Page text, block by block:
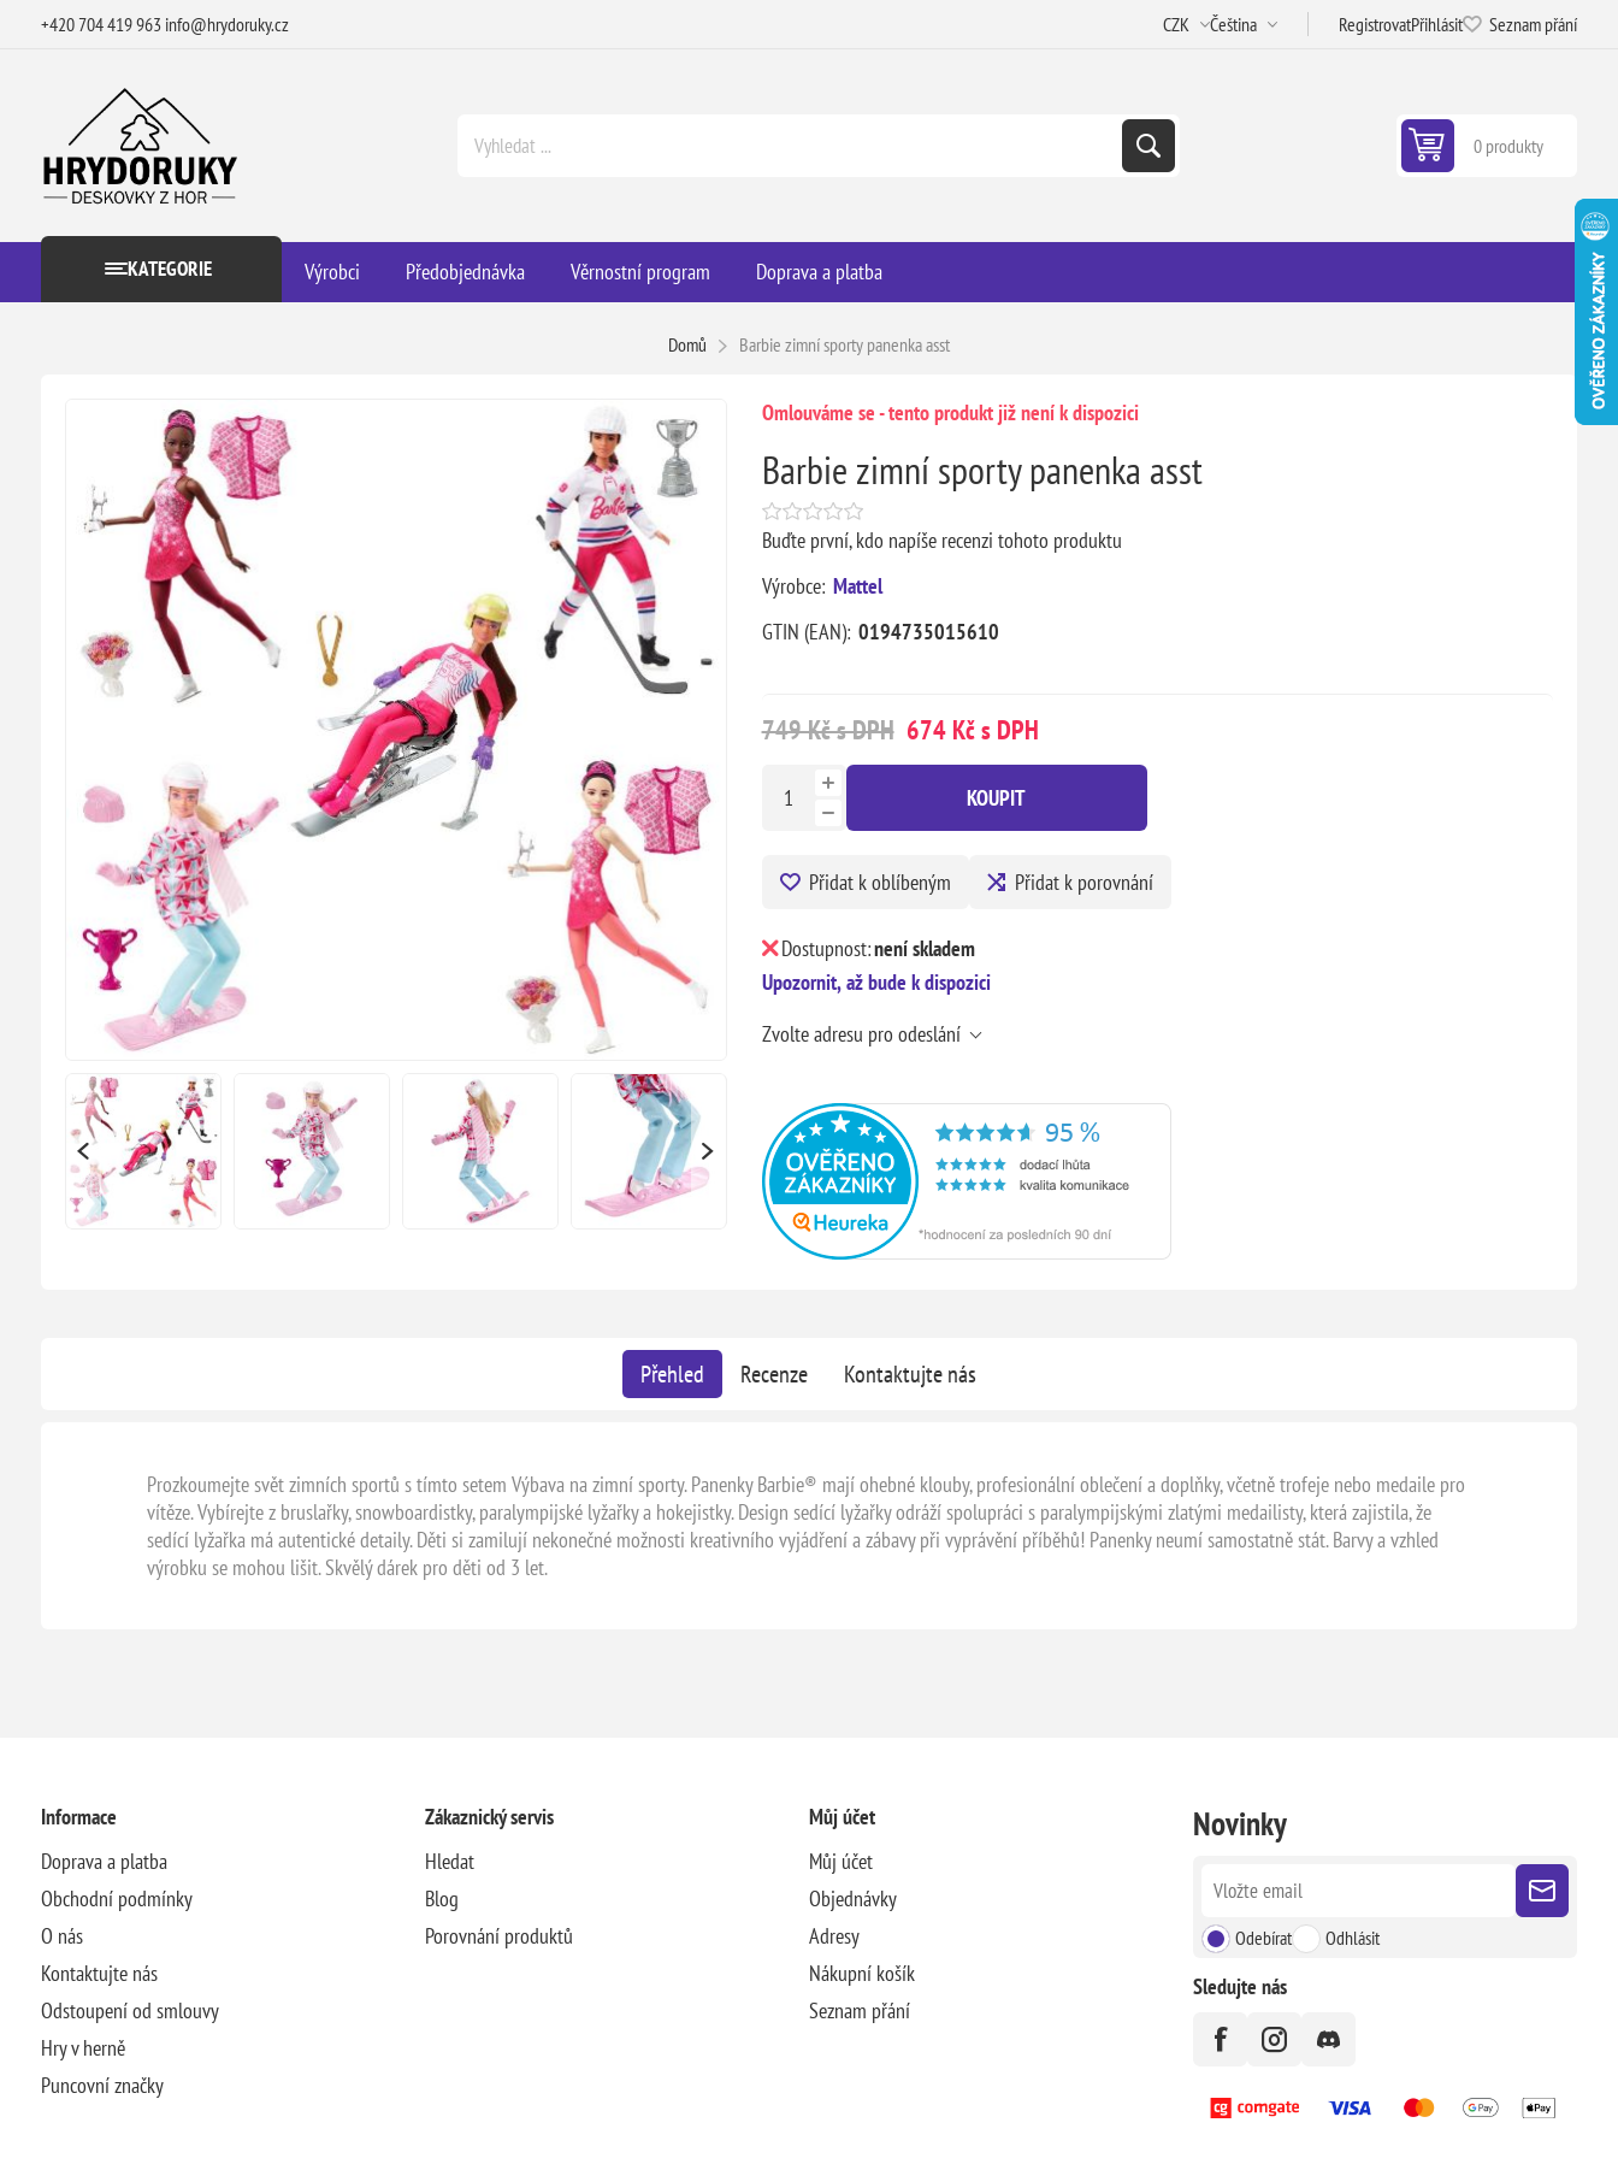
+420 704 419 963 info@hrydoruky.cz RegistrovatPřihlásit Seznam přání
0 produkty
KATEGORIE Výrobci Předobjednávka Věrnostní program Doprava a platba
Domů Barbie zimní sporty panenka asst
Omlouváme se - tento produkt již není k dispozici
Barbie zimní sporty panenka asst
Buďte první, kdo napíše recenzi tohoto produktu
Výrobce: Mattel
GTIN (EAN): 0194735015610
749 Kč s DPH 674 Kč s DPH
KOUPIT
Přidat k oblíbeným Přidat k porovnání
Dostupnost:není skladem
Upozornit, až bude k dispozici
Zvolte adresu pro odeslání
Přehled Recenze Kontaktujte nás
Prozkoumejte svět zimních sportů s tímto setem Výbava na zimní sporty. Panenky Barbie® mají ohebné klouby, profesionální oblečení a doplňky, včetně trofeje nebo medaile pro
vítěze. Vybírejte z bruslařky, snowboardistky, paralympijské lyžařky a hokejistky. Design sedící lyžařky odráží spolupráci s paralympijskými zlatými medailisty, která zajistila, že
sedící lyžařka má autentické detaily. Děti si zamilují nekonečné možnosti kreativního vyjádření a zábavy při vyprávění příběhů! Panenky neumí samostatně stát. Barvy a vzhled
výrobku se mohou lišit. Skvělý dárek pro děti od 3 let.
Informace
Doprava a platba
Obchodní podmínky
O nás
Kontaktujte nás
Odstoupení od smlouvy
Hry v herně
Puncovní značky
Zákaznický servis
Hledat
Blog
Porovnání produktů
Můj účet
Můj účet
Objednávky
Adresy
Nákupní košík
Seznam přání
Novinky
Odebírat Odhlásit
Sledujte nás